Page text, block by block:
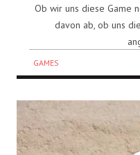
Ob wir uns diese Game
davon ab, ob uns
GAMES